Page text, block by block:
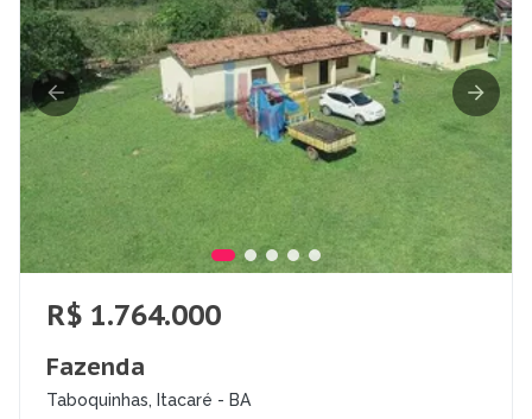
R$ 1.764.000
Fazenda
Taboquinhas, Itacaré - BA